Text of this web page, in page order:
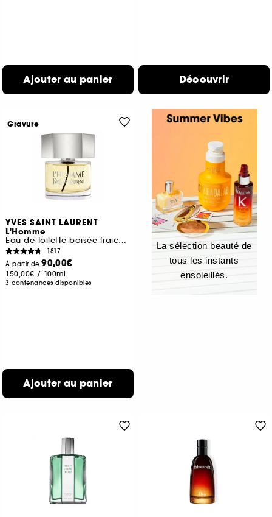
Ajouter au panier Découvrir
YVES SAINT LAURENT
L'Homme
Eau de Toilette boisée fraiche pour homme
1817
À partir de90,00€
150,00€ / 100ml
3 contenances disponibles
Ajouter au panier
Gravure
La sélection beauté de
tous les instants
ensoleillés.